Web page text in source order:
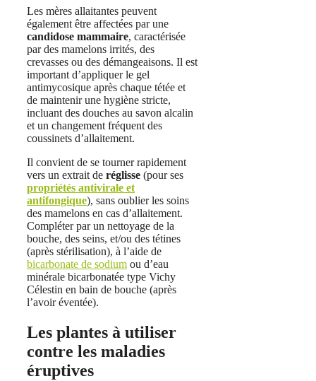
Les mères allaitantes peuvent
également être affectées par une
candidose mammaire, caractérisée
par des mamelons irrités, des
crevasses ou des démangeaisons. Il est
important d’appliquer le gel
antimycosique après chaque tétée et
de maintenir une hygiène stricte,
incluant des douches au savon alcalin
et un changement fréquent des
coussinets d’allaitement.
Il convient de se tourner rapidement
vers un extrait de réglisse (pour ses
propriétés antivirale et
antifongique), sans oublier les soins
des mamelons en cas d’allaitement.
Compléter par un nettoyage de la
bouche, des seins, et/ou des tétines
(après stérilisation), à l’aide de
bicarbonate de sodium ou d’eau
minérale bicarbonatée type Vichy
Célestin en bain de bouche (après
l’avoir éventée).
Les plantes à utiliser
contre les maladies
éruptives